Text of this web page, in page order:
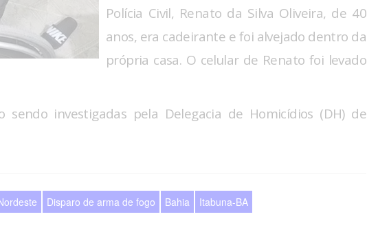
Polícia Civil, Renato da Silva Oliveira, de 40
anos, era cadeirante e foi alvejado dentro da
própria casa. O celular de Renato foi levado
investigadas pela Delegacia de Homicídios (DH) de
Disparo de arma de fogo Bahia Itabuna-BA